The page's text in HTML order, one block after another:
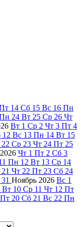
14 Сб 15 Вс 16 Пн
24 Вт 25 Ср 26 Чт
Вт 1 Ср 2 Чт 3 Пт 4
12 Вс 13 Пн 14 Вт 15
22 Ср 23 Чт 24 Пт 25
2026 Чт 1 Пт 2 Сб 3
Пн 12 Вт 13 Ср 14
21 Чт 22 Пт 23 Сб 24
31 Ноябрь 2026 Вс 1
Вт 10 Ср 11 Чт 12 Пт
Пт 20 Сб 21 Вс 22 Пн